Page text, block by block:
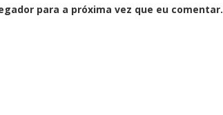
para a próxima vez que eu comentar.